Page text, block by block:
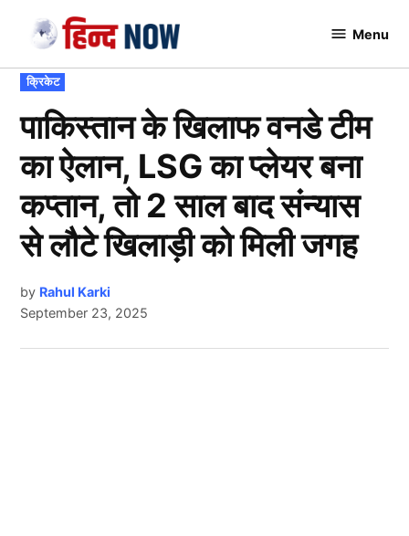
content
Menu
POSTED
IN
क्रिकेट
पाकिस्तान के खिलाफ वनडे टीम
का ऐलान, LSG का प्लेयर बना
कप्तान, तो 2 साल बाद संन्यास
से लौटे खिलाड़ी को मिली जगह
by Rahul Karki
September 23, 2025